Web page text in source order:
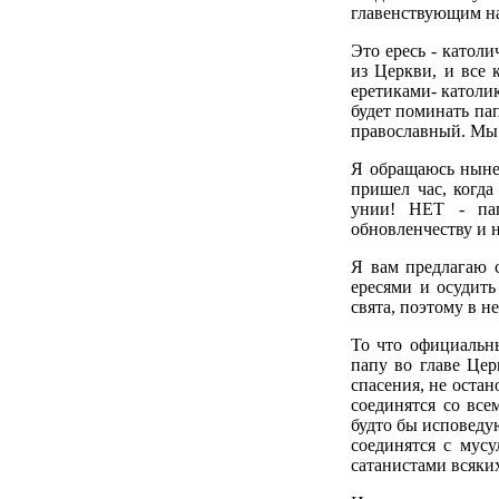
главенствующим
Это ересь -
из Церкви, и все
еретиками-
будет поминать
православный. Мы
Я обращаюсь
пришел час,
унии! НЕТ -
обновленчеству и
Я вам предлагаю
ересями и
свята, поэтому в
То что
папу во главе
спасения, не
соединятся со
будто бы
соединятся с
сатанистами